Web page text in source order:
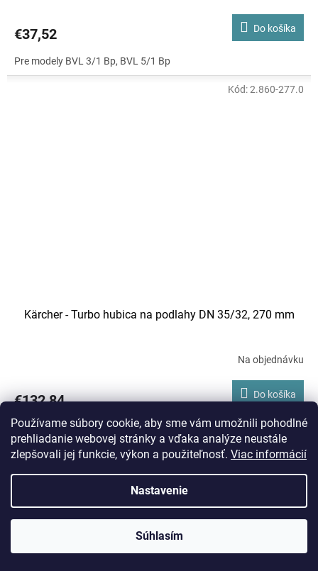
Používame súbory cookie, aby sme vám umožnili pohodlné
prehliadanie webovej stránky a vďaka analýze neustále
zlepšovali jej funkcie, výkon a použiteľnosť. Viac informácií
Nastavenie
Súhlasím
€37,52 Do košíka
Pre modely BVL 3/1 Bp, BVL 5/1 Bp
Kärcher - Turbo hubica na podlahy DN 35/32, 270 mm
Na objednávku
€132,84 Do košíka
Pre verzie T 7/1 | T 9/1 | T12/1 | T 10/1 | T 15/1 | NT 35 | NT 45 | NT
55
Kód:2.860-277.0